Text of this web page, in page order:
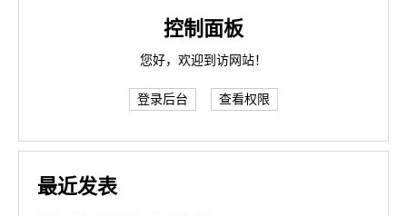
控制面板
您好，欢迎到访网站！
登录后台 查看权限
最近发表